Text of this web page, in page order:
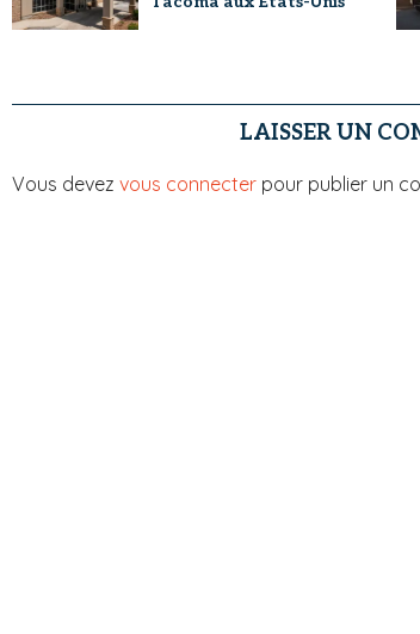
LAISSER UN
Vous devez vous connecter pour publier un